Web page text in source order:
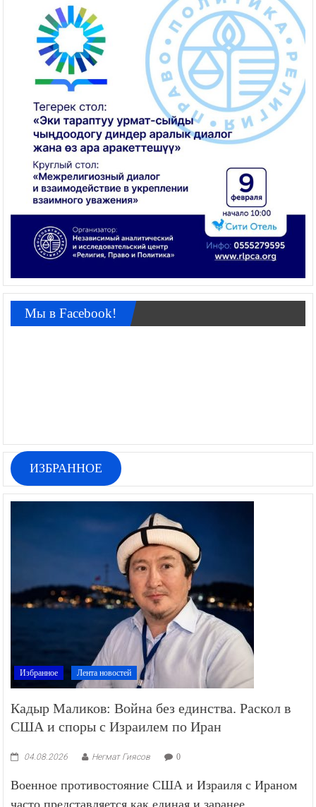
Мы в Facebook!
ИЗБРАННОЕ
Избранное Лента новостей
Кадыр Маликов: Война без единства. Раскол в
США и споры с Израилем по Иран
04.08.2026 Негмат Гиясов 0
Военное противостояние США и Израиля с Ираном
часто представляется как единая и заранее